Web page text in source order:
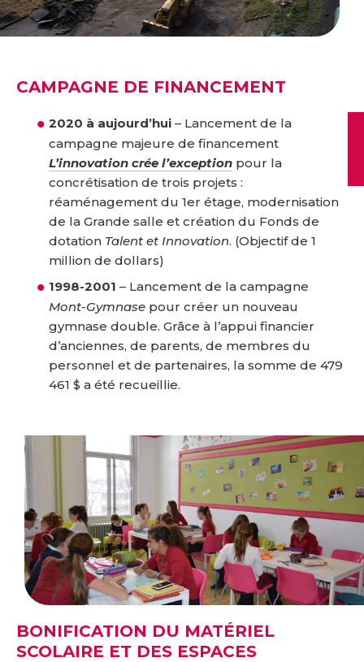
CAMPAGNE DE FINANCEMENT
2020 à aujourd’hui – Lancement de la
campagne majeure de financement
L’innovation crée l’exception pour la
concrétisation de trois projets :
réaménagement du 1er étage, modernisation
de la Grande salle et création du Fonds de
dotation Talent et Innovation. (Objectif de 1
million de dollars)
1998-2001 – Lancement de la campagne
Mont-Gymnase pour créer un nouveau
gymnase double. Grâce à l’appui financier
d’anciennes, de parents, de membres du
personnel et de partenaires, la somme de 479
461 $ a été recueillie.
BONIFICATION DU MATÉRIEL
SCOLAIRE ET DES ESPACES